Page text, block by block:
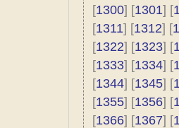
[1300] [1301] [
[1311] [1312] [
[1322] [1323] [
[1333] [1334] [
[1344] [1345] [
[1355] [1356] [
[1366] [1367] [